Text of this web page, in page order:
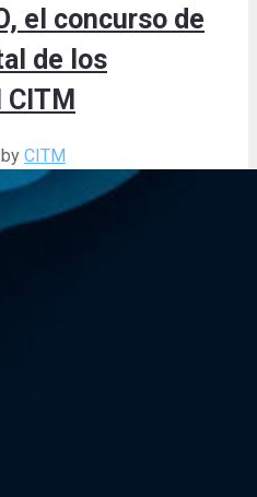
el concurso de
de los
by CITM